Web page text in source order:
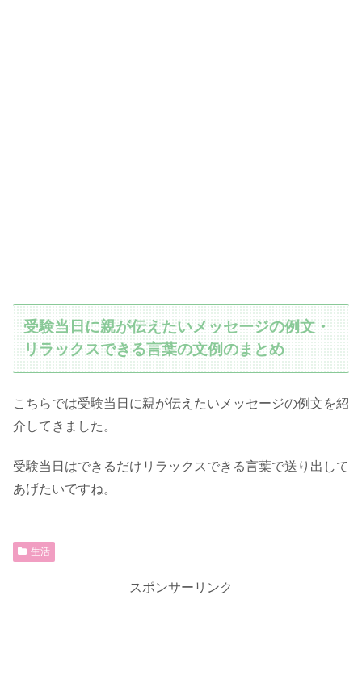
受験当日に親が伝えたいメッセージの例文・
リラックスできる言葉の文例のまとめ
こちらでは受験当日に親が伝えたいメッセージの例文を紹
介してきました。
受験当日はできるだけリラックスできる言葉で送り出して
あげたいですね。
生活
スポンサーリンク